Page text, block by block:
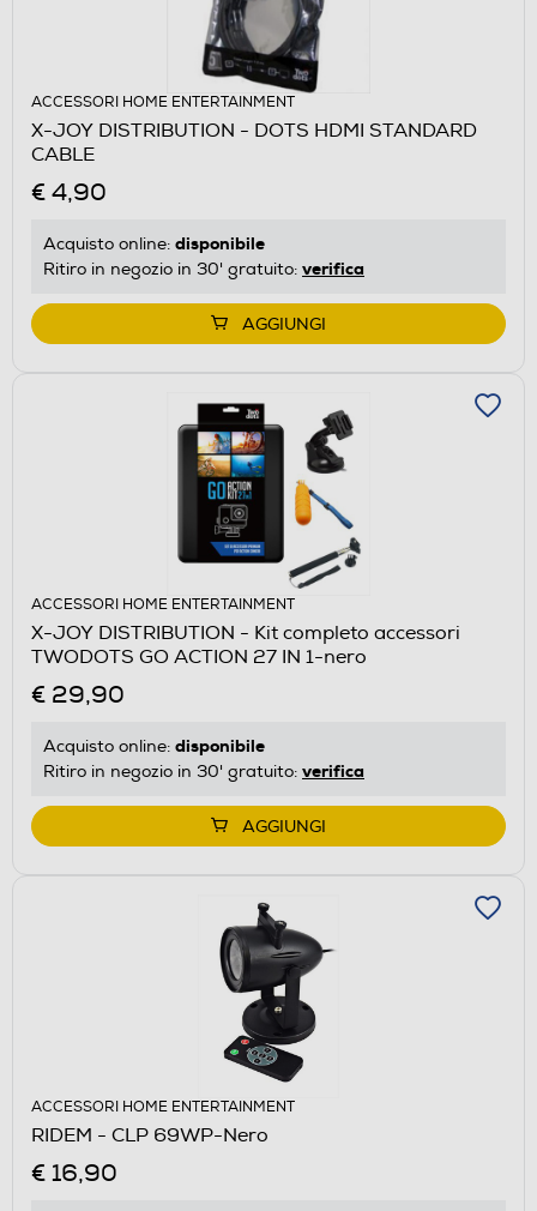
ACCESSORI HOME ENTERTAINMENT
X-JOY DISTRIBUTION - DOTS HDMI STANDARD
CABLE
€ 4,90
Acquisto online: disponibile
Ritiro in negozio in 30' gratuito: verifica
AGGIUNGI
ACCESSORI HOME ENTERTAINMENT
X-JOY DISTRIBUTION - Kit completo accessori
TWODOTS GO ACTION 27 IN 1-nero
€ 29,90
Acquisto online: disponibile
Ritiro in negozio in 30' gratuito: verifica
AGGIUNGI
ACCESSORI HOME ENTERTAINMENT
RIDEM - CLP 69WP-Nero
€ 16,90